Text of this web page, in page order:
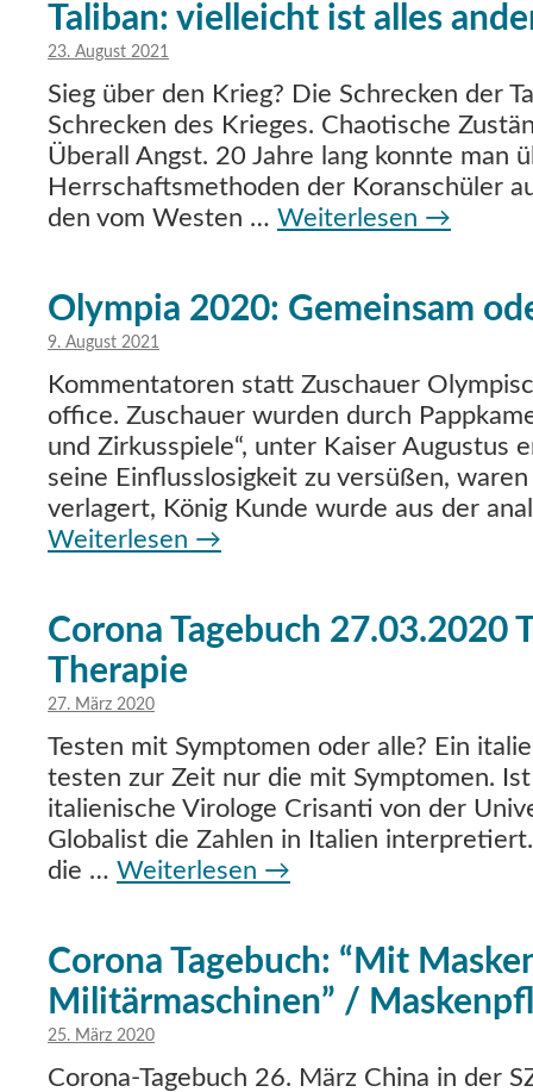
Taliban: vielleicht ist alles
23. August 2021
Sieg über den Krieg? Die Schrecken der
Schrecken des Krieges. Chaotische
Überall Angst. 20 Jahre lang konnte man
Herrschaftsmethoden der Koranschüler
den vom Westen … Weiterlesen →
Olympia 2020: Gemeinsam
9. August 2021
Kommentatoren statt Zuschauer
office. Zuschauer wurden durch
und Zirkusspiele“, unter Kaiser Augustus
seine Einflusslosigkeit zu versüßen,
verlagert, König Kunde wurde aus der
Weiterlesen →
Corona Tagebuch 27.03.2020
Therapie
27. März 2020
Testen mit Symptomen oder alle? Ein
testen zur Zeit nur die mit Symptomen.
italienische Virologe Crisanti von der
Globalist die Zahlen in Italien
die … Weiterlesen →
Corona Tagebuch: “Mit
Militärmaschinen” /
25. März 2020
Corona-Tagebuch 26. März China in der